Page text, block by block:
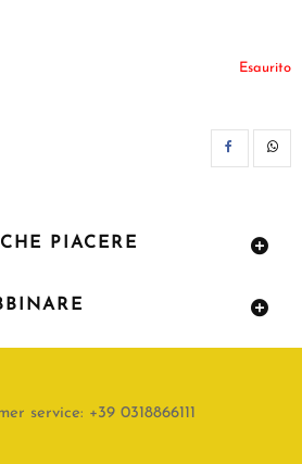
Esaurito
PIACERE
service: +39 0318866111